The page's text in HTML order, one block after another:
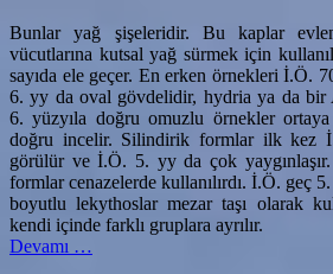
Bunlar yağ şişeleridir. Bu kaplar
vücutlarına kutsal yağ sürmek için
sayıda ele geçer. En erken örnekleri İ.Ö.
6. yy da oval gövdelidir, hydria ya da bir
6. yüzyıla doğru omuzlu örnekler
doğru incelir. Silindirik formlar ilk kez
görülür ve İ.Ö. 5. yy da çok
formlar cenazelerde kullanılırdı. İ.Ö. geç
boyutlu lekythoslar mezar taşı olarak
kendi içinde farklı gruplara ayrılır.
Devamı …